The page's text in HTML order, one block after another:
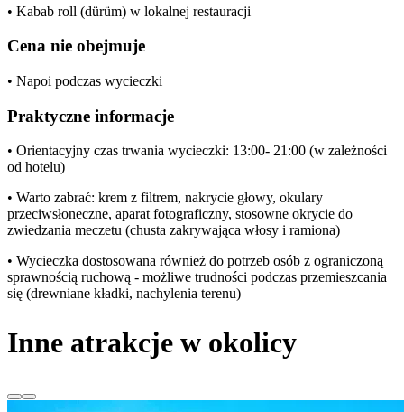
• Kabab roll (dürüm) w lokalnej restauracji
Cena nie obejmuje
• Napoi podczas wycieczki
Praktyczne informacje
• Orientacyjny czas trwania wycieczki: 13:00- 21:00 (w zależności
od hotelu)
• Warto zabrać: krem z filtrem, nakrycie głowy, okulary
przeciwsłoneczne, aparat fotograficzny, stosowne okrycie do
zwiedzania meczetu (chusta zakrywająca włosy i ramiona)
• Wycieczka dostosowana również do potrzeb osób z ograniczoną
sprawnością ruchową - możliwe trudności podczas przemieszcania
się (drewniane kładki, nachylenia terenu)
Inne atrakcje w okolicy